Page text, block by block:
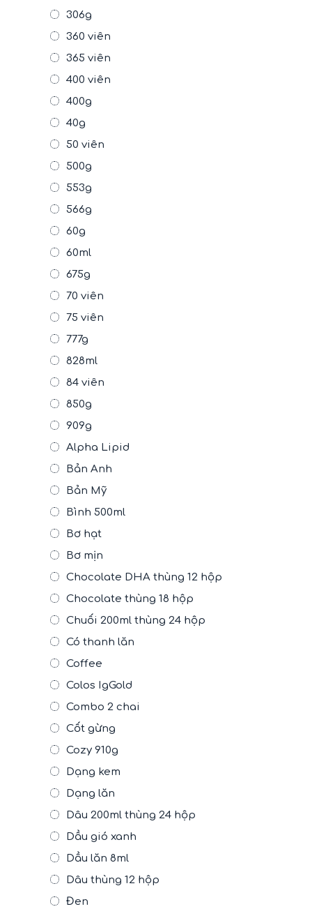
306g
360 viên
365 viên
400 viên
400g
40g
50 viên
500g
553g
566g
60g
60ml
675g
70 viên
75 viên
777g
828ml
84 viên
850g
909g
Alpha Lipid
Bản Anh
Bản Mỹ
Bình 500ml
Bơ hạt
Bơ mịn
Chocolate DHA thùng 12 hộp
Chocolate thùng 18 hộp
Chuối 200ml thùng 24 hộp
Có thanh lăn
Coffee
Colos IgGold
Combo 2 chai
Cốt gừng
Cozy 910g
Dạng kem
Dạng lăn
Dâu 200ml thùng 24 hộp
Dầu gió xanh
Dầu lăn 8ml
Dâu thùng 12 hộp
Đen